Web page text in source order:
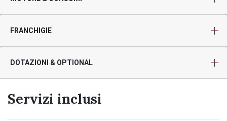
FRANCHIGIE
DOTAZIONI & OPTIONAL
Servizi inclusi